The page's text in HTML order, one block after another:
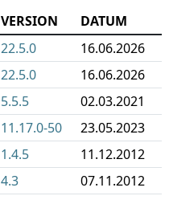
VERSION
DATUM
22.5.0
16.06.2026
22.5.0
16.06.2026
5.5.5
02.03.2021
11.17.0-50
23.05.2023
1.4.5
11.12.2012
4.3 07.11.2012